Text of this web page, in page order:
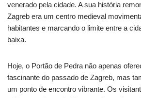
venerado pela cidade. A sua história
Zagreb era um centro medieval
habitantes e marcando o limite entre a
baixa.
Hoje, o Portão de Pedra não apenas
fascinante do passado de Zagreb, mas
um ponto de encontro vibrante. Os